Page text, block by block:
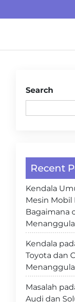
Search
Recent
Kendala
Mesin Mobil
Bagaimana
Kendala
Toyota dan
Masalah
Audi dan